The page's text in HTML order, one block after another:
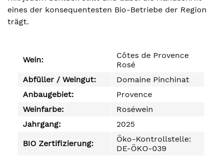
eines der konsequentesten Bio-Betriebe der Region
trägt.
Wein:
Côtes de Provence
Rosé
Abfüller / Weingut:
Domaine Pinchinat
Anbaugebiet:
Provence
Weinfarbe:
Roséwein
Jahrgang:
2025
BIO Zertifizierung:
Öko-Kontrollstelle:
DE-ÖKO-039